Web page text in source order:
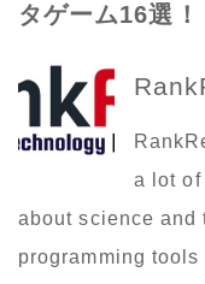
タゲーム16選！
a lot
about science and
programming